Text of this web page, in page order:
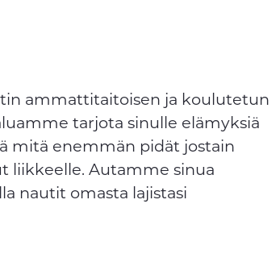
ammattitaitoisen ja koulutetun
tarjota sinulle elämyksiä
mitä enemmän pidät jostain
liikkeelle. Autamme sinua
nautit omasta lajistasi